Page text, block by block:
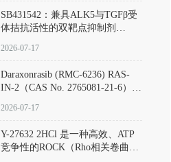
SB431542：兼具ALK5与TGFβ受
体拮抗活性的双靶点抑制剂
D801067）
2026-07-17
Daraxonrasib (RMC-6236) RAS-
IN-2（CAS No. 2765081-21-6）：
向KRAS/NRAS/HRAS的广谱RAS
2026-07-17
Y-27632 2HCl 是一种高效、ATP
竞争性的ROCK（Rho相关卷曲螺